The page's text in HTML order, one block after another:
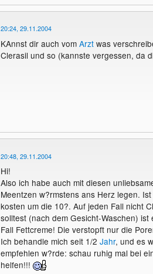
20:24, 29.11.2004
KAnnst dir auch vom Arztwas
Clerasil und so (kannste vergessen, da
20:48, 29.11.2004
Hi!
Also ich habe auch mit diesen
Meentzen w?rmstens ans Herz legen.
kosten um die 10?. Auf jeden Fall nicht
solltest (nach dem Gesicht-Waschen)
Fall Fettcreme! Die verstopft nur die
Ich behandle mich seit 1/2 Jahr, und es
empfehlen w?rde: schau ruhig mal bei
helfen!!!